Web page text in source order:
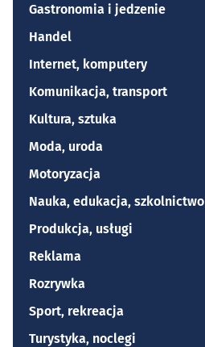
Gastronomia i jedzenie
Handel
Internet, komputery
Komunikacja, transport
Kultura, sztuka
Moda, uroda
Motoryzacja
Nauka, edukacja, szkolnictwo
Produkcja, usługi
Reklama
Rozrywka
Sport, rekreacja
Turystyka, noclegi